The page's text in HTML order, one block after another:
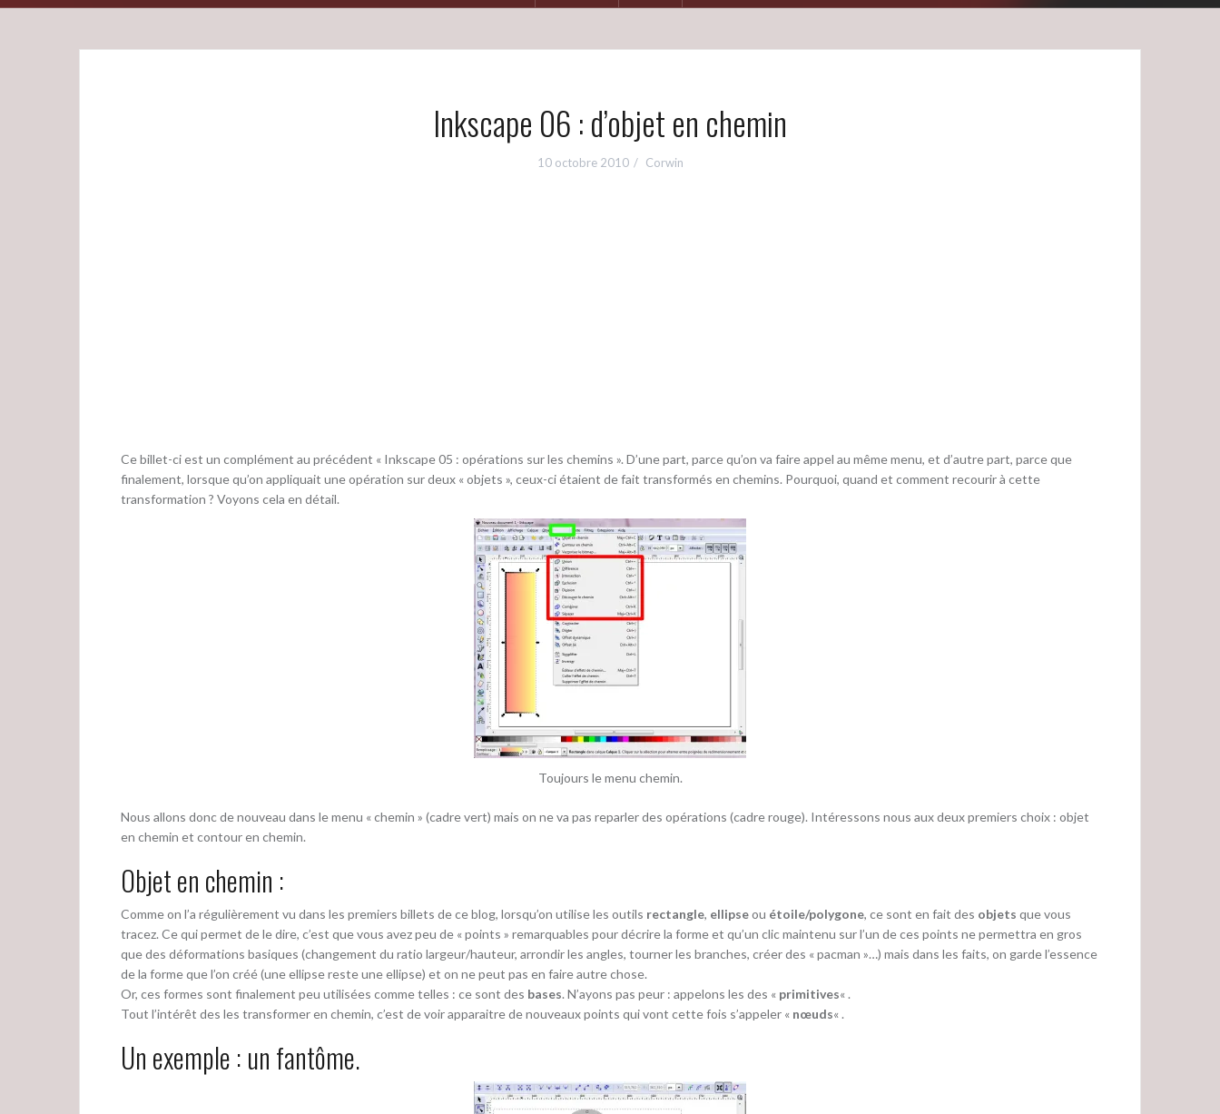
Inkscape 06 : d’objet en chemin
10 octobre 2010 Corwin
Ce billet-ci est un complément au précédent « Inkscape 05 : opérations sur les chemins ». D’une part, parce qu’on va faire appel au même menu, et d’autre part, parce que
finalement, lorsque qu’on appliquait une opération sur deux « objets », ceux-ci étaient de fait transformés en chemins. Pourquoi, quand et comment recourir à cette
transformation ? Voyons cela en détail.
Toujours le menu chemin.
Nous allons donc de nouveau dans le menu « chemin » (cadre vert) mais on ne va pas reparler des opérations (cadre rouge). Intéressons nous aux deux premiers choix : objet
en chemin et contour en chemin.
Objet en chemin :
Comme on l’a régulièrement vu dans les premiers billets de ce blog, lorsqu’on utilise les outils rectangle, ellipseou étoile/polygone, ce sont en fait des objets que vous
tracez. Ce qui permet de le dire, c’est que vous avez peu de « points » remarquables pour décrire la forme et qu’un clic maintenu sur l’un de ces points ne permettra en gros
que des déformations basiques (changement du ratio largeur/hauteur, arrondir les angles, tourner les branches, créer des « pacman »…) mais dans les faits, on garde l’essence
de la forme que l’on créé (une ellipse reste une ellipse) et on ne peut pas en faire autre chose.
Or, ces formes sont finalement peu utilisées comme telles : ce sont des bases. N’ayons pas peur : appelons les des « primitives« .
Tout l’intérêt des les transformer en chemin, c’est de voir apparaitre de nouveaux points qui vont cette fois s’appeler « nœuds« .
Un exemple : un fantôme.